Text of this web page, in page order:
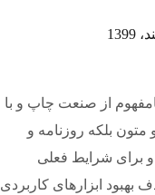
از صنعت چاپ و با
بلکه روزنامه و
برای شرایط فعلی
بهبود ابزارهای کاربردی